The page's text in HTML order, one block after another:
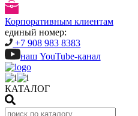
Корпоративным клиентам
единый номер:
+7 908 983 8383
наш YouTube-канал
КАТАЛОГ